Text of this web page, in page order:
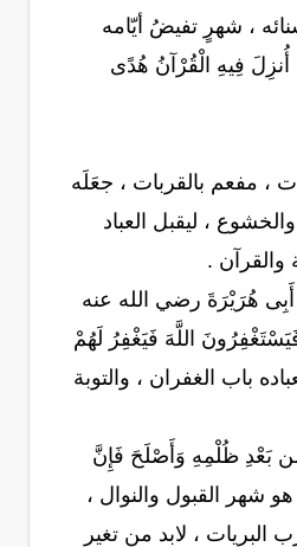
، شهرٍ تفيضُ أيّامه
أُنزِلَ فِيهِ الْقُرْآنُ هُدًى
، مفعم بالقربات ، جعَلَه
، ليقبل العباد
والقرآن .
هُرَيْرَةَ رضي الله عنه
اللَّهَ فَيَغْفِرُ لَهُمْ
باب الغفران ، والتوبة
بَعْدِ ظُلْمِهِ وَأَصْلَحَ فَإِنَّ
شهر القبول والنوال ،
، لابد من تغير